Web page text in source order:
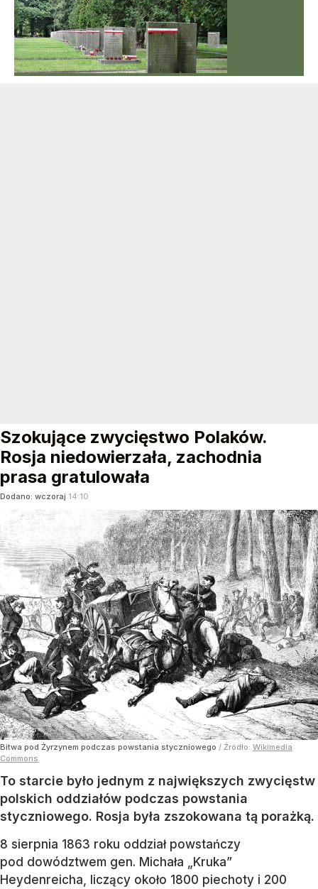
Szokujące zwycięstwo Polaków.
Rosja niedowierzała, zachodnia
prasa gratulowała
Dodano: wczoraj 14:10
Bitwa pod Żyrzynem podczas powstania styczniowego / Źródło: Wikimedia
Commons
To starcie było jednym z największych zwycięstw
polskich oddziałów podczas powstania
styczniowego. Rosja była zszokowana tą porażką.
8 sierpnia 1863 roku oddział powstańczy
pod dowództwem gen. Michała „Kruka”
Heydenreicha, liczący około 1800 piechoty i 200